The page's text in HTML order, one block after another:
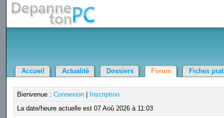
Accueil Actualité Dossiers Forum Fiches
Bienvenue : Connexion|
Inscription
La date/heure actuelle est 07 Aoû 2026 à 11:03